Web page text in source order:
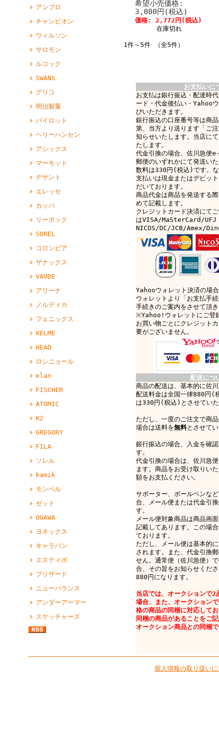
アンブロ
チャンピオン
ウィルソン
サロモン
ルコック
SWANS
グリコ
明治製菓
パイロット
ヘリーハンセン
アシックス
マーモット
デサント
エレッセ
カッパ
リーボック
SOREL
コロンビア
ザナックス
VAUDE
アリーナ
ノルディカ
フェニックス
KELME
HEAD
ロシニョール
elan
FISCHER
ATOMIC
K2
GREGORY
FILA
ソレル
kamik
モンベル
ゼット
OGAWA
ヨネックス
キャラバン
エスティボ
ブリザード
ニューバランス
アンダーアーマー
スケッチャーズ
希望小売価格:
3,080円(税込)
価格: 2,772円(税込)
在庫切れ
1件～5件 （全5件）
お支払いに
お支払は銀行振込・配達時
ード・代金後払い・Yahoo
びいただきます。
銀行振込の口座番号等は商
第、当方より送ります「ご
知らせいたします。当店に
たします。
代金引換の場合、佐川急
郵便のいずれかにて発送い
数料は330円(税込)です
支払いは現金またはデビッ
だいております。
商品代金は商品を発送する
めて記載します。
クレジットカード決済にて
はVISA/MaSterCard/UFJ
NICOS/DC/JCB/Amex/
Yahooウォレット決済の場
ウォレットより「お支払手
手続きのご案内をさせて頂
※Yahoo!ウォレットにご登
お買い物ごとにクレジット
要がございません。
配送につ
商品の配送は、基本的に佐
配送料金は全国一律880円(
は330円(税込)とさせてい
ただし、一度のご注文で商
場合は送料を無料とさせて
銀行振込の場合、入金を確
す。
代金引換の場合は、佐川
ます。商品をお受け取りい
額をお支払ください。
サポーター、ボールペンな
合、メール便または代金引
す。
メール便対象商品は商品画
記載してあります。この場
ております。
ただし、メール便は基本的
されます。また、代金引換
せん。通常便（佐川急便）
合、その旨をお知らせくだ
880円になります。
当店では、オークションで2
場合、また、オークション
格の商品の同梱に対応して
同梱の商品があることをご
オークション商品との同梱
個人情報の取り扱い